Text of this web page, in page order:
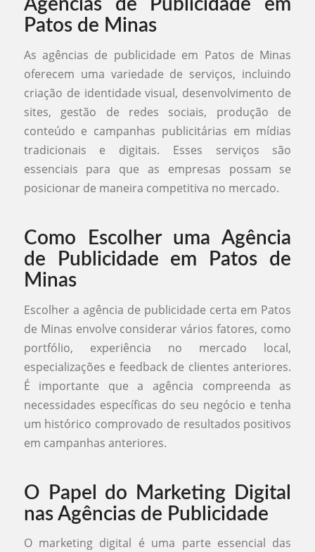
Agências de Publicidade em
Patos de Minas
As agências de publicidade em Patos de Minas
oferecem uma variedade de serviços, incluindo
criação de identidade visual, desenvolvimento de
sites, gestão de redes sociais, produção de
conteúdo e campanhas publicitárias em mídias
tradicionais e digitais. Esses serviços são
essenciais para que as empresas possam se
posicionar de maneira competitiva no mercado.
Como Escolher uma Agência
de Publicidade em Patos de
Minas
Escolher a agência de publicidade certa em Patos
de Minas envolve considerar vários fatores, como
portfólio, experiência no mercado local,
especializações e feedback de clientes anteriores.
É importante que a agência compreenda as
necessidades específicas do seu negócio e tenha
um histórico comprovado de resultados positivos
em campanhas anteriores.
O Papel do Marketing Digital
nas Agências de Publicidade
O marketing digital é uma parte essencial das